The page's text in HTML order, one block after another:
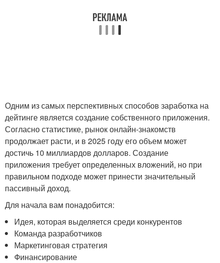
Одним из самых перспективных способов заработка на
дейтинге является создание собственного приложения.
Согласно статистике, рынок онлайн-знакомств
продолжает расти, и в 2025 году его объем может
достичь 10 миллиардов долларов. Создание
приложения требует определенных вложений, но при
правильном подходе может принести значительный
пассивный доход.
Для начала вам понадобится:
Идея, которая выделяется среди конкурентов
Команда разработчиков
Маркетинговая стратегия
Финансирование